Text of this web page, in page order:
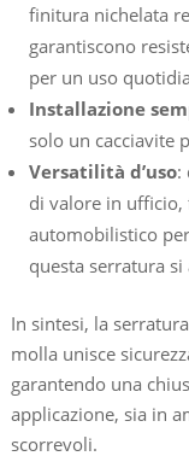
finitura nichelata
garantiscono
per un uso
Installazione
solo un cacciavite
Versatilità d’uso:
di valore in ufficio,
automobilistico
questa serratura
In sintesi, la
molla unisce
garantendo una
applicazione, sia in
scorrevoli.